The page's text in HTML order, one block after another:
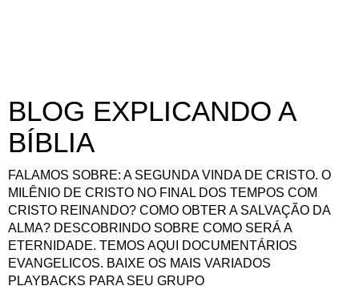
BLOG EXPLICANDO A
BÍBLIA
FALAMOS SOBRE: A SEGUNDA VINDA DE CRISTO. O
MILÊNIO DE CRISTO NO FINAL DOS TEMPOS COM
CRISTO REINANDO? COMO OBTER A SALVAÇÃO DA
ALMA? DESCOBRINDO SOBRE COMO SERÁ A
ETERNIDADE. TEMOS AQUI DOCUMENTÁRIOS
EVANGELICOS. BAIXE OS MAIS VARIADOS
PLAYBACKS PARA SEU GRUPO